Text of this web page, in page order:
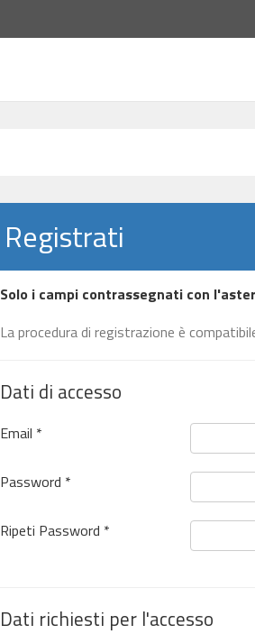
Registrati
Solo i campi contrassegnati con
La procedura di registrazione è
Dati di accesso
Email *
Password *
Ripeti Password *
Dati richiesti per l'accesso